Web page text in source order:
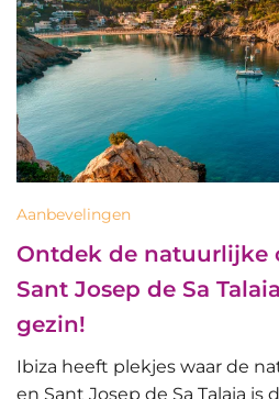
Aanbevelingen
Ontdek de natuurlijke
Sant Josep de Sa
gezin!
Ibiza heeft plekjes waar de
en Sant Josep de Sa Talaia is